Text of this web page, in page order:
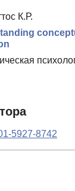
К.Р.
5927-8742